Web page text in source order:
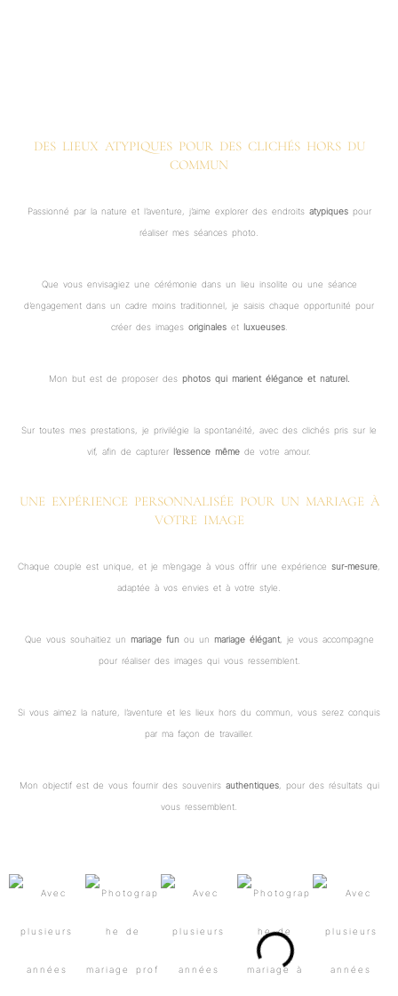
DES LIEUX ATYPIQUES POUR DES CLICHÉS HORS DU
COMMUN
Passionné par la nature et l’aventure, j’aime explorer des endroits atypiquespour
réaliser mes séances photo.
Que vous envisagiez une cérémonie dans un lieu insolite ou une séance
d’engagement dans un cadre moins traditionnel, je saisis chaque opportunité pour
créer des images originaleset luxueuses.
Mon but est de proposer des photos qui marient élégance et naturel.
Sur toutes mes prestations, je privilégie la spontanéité, avec des clichés pris sur le
vif, afin de capturer l’essence même de votre amour.
UNE EXPÉRIENCE PERSONNALISÉE POUR UN MARIAGE À
VOTRE IMAGE
Chaque couple est unique, et je m’engage à vous offrir une expérience sur-mesure
adaptée à vos envies et à votre style.
Que vous souhaitiez un mariage funou un mariage élégant, je vous accompagne
pour réaliser des images qui vous ressemblent.
Si vous aimez la nature, l’aventure et les lieux hors du commun, vous serez conquis
par ma façon de travailler.
Mon objectif est de vous fournir des souvenirs authentiques, pour des résultats qui
vous ressemblent.